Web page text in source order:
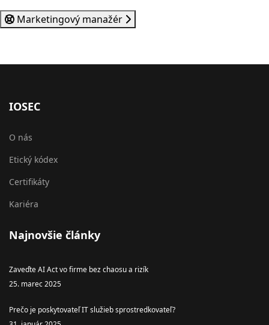
Marketingový manažér
IOSEC
O nás
Etický kódex
Certifikáty
Kariéra
Najnovšie články
Zaveďte AI Act vo firme bez chaosu a rizík
25. marec 2025
Prečo je poskytovateľ IT služieb sprostredkovateľ?